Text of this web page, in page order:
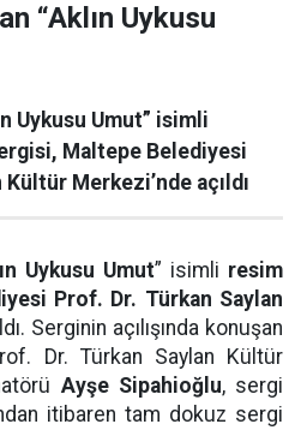
“Aklın Uykusu
Uykusu Umut” isimli
Maltepe Belediyesi
Merkezi’nde açıldı
Uykusu Umut” isimli resim
Prof. Dr. Türkan Saylan
Serginin açılışında konuşan
Dr. Türkan Saylan Kültür
Ayşe Sipahioğlu, sergi
itibaren tam dokuz sergi